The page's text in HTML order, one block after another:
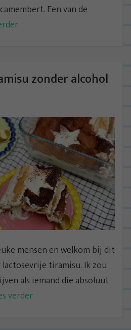
Een van de
zonder alcohol
mensen en welkom bij dit
tiramisu. Ik zou
als iemand die absoluut
verder